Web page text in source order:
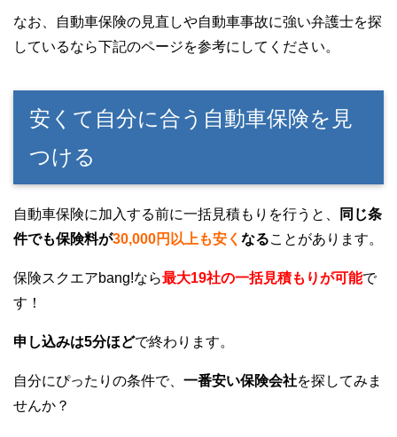
なお、自動車保険の見直しや自動車事故に強い弁護士を探
しているなら下記のページを参考にしてください。
安くて自分に合う自動車保険を見
つける
自動車保険に加入する前に一括見積もりを行うと、
同じ条
件でも保険料が30,000円以上も安く なることがあります。
保険スクエアbang!なら最大19社の一括見積もりが可能で
す！
申し込みは5分ほどで終わります。
自分にぴったりの条件で、 一番安い保険会社を探してみま
せんか？